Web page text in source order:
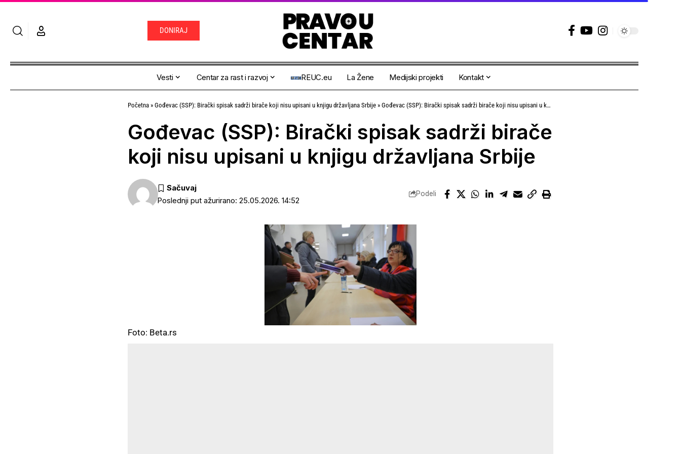
DONIRAJ
Vesti Centar za rast i razvoj REUC.eu La Žene Medijski projekti Kontakt
Početna » Gođevac (SSP): Birački spisak sadrži birače koji nisu upisani u knjigu državljana Srbije » Gođevac (SSP): Birački spisak sadrži birače koji nisu upisani u knjigu državljana Srbije
Gođevac (SSP): Birački spisak sadrži birače
koji nisu upisani u knjigu državljana Srbije
Poslednji put ažurirano: 25.05.2026. 14:52
Podeli
Foto: Beta.rs